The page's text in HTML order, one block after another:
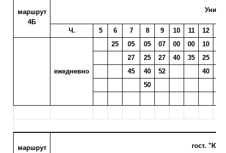
маршрут
4Б
Ч. 5 6 7 8 9 10 11 12
ежедневно
25 05 05 07 00 00 10
27
25 27 40 35 25
45
40 52 40
50
маршрут
гост.